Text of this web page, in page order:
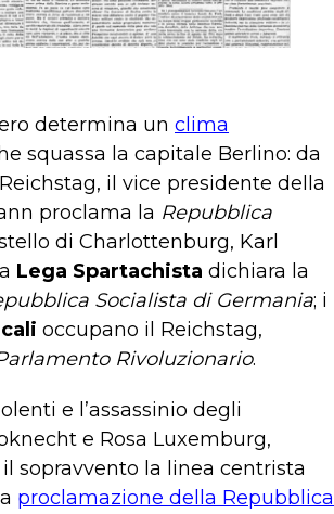
determina un clima
squassa la capitale Berlino: da
il vice presidente della
proclama la Repubblica
di Charlottenburg, Karl
Lega Spartachista dichiara la
Socialista di Germania; i
occupano il Reichstag,
Rivoluzionario.
e l’assassinio degli
e Rosa Luxemburg,
sopravvento la linea centrista
proclamazione della Repubblica